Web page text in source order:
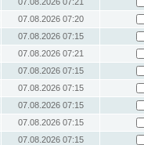
07.08.2026 07:20
07.08.2026 07:15
07.08.2026 07:21
07.08.2026 07:15
07.08.2026 07:15
07.08.2026 07:15
07.08.2026 07:15
07.08.2026 07:15